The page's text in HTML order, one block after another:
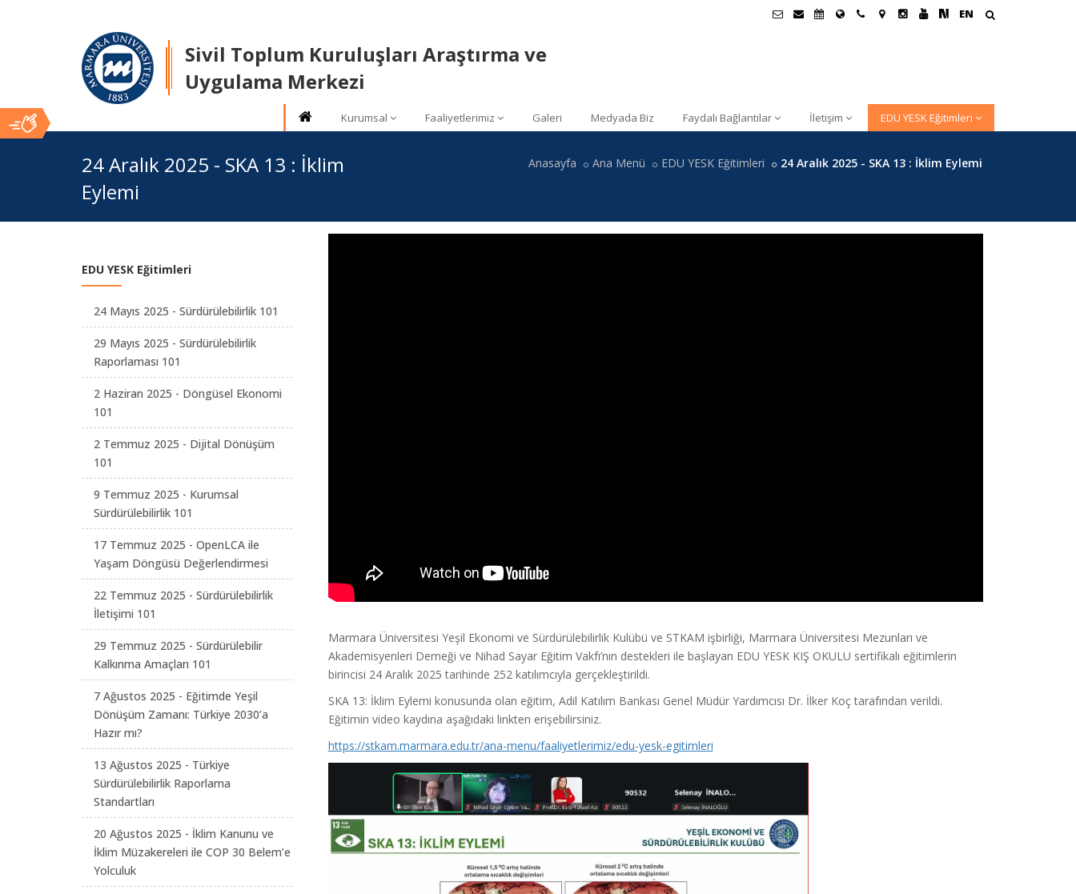
EN
Sivil Toplum Kuruluşları Araştırma ve
Uygulama Merkezi
Kurumsal Faaliyetlerimiz Galeri Medyada Biz Faydalı Bağlantılar İletişim EDU YESK Eğitimleri
İçerik
24 Aralık 2025 - SKA 13 : İklim
Eylemi
Anasayfa Ana Menü EDU YESK Eğitimleri 24 Aralık 2025 - SKA 13 : İklim Eylemi
Marmara Üniversitesi Yeşil Ekonomi ve Sürdürülebilirlik Kulübü ve STKAM işbirliği, Marmara Üniversitesi Mezunları ve
Akademisyenleri Derneği ve Nihad Sayar Eğitim Vakfı’nın destekleri ile başlayan EDU YESK KIŞ OKULU sertifikalı eğitimlerin
birincisi 24 Aralık 2025 tarihinde 252 katılımcıyla gerçekleştirildi.
SKA 13: İklim Eylemi konusunda olan eğitim, Adil Katılım Bankası Genel Müdür Yardımcısı Dr. İlker Koç tarafından verildi.
Eğitimin video kaydına aşağıdaki linkten erişebilirsiniz.
https://stkam.marmara.edu.tr/ana-menu/faaliyetlerimiz/edu-yesk-egitimleri
EDU YESK Eğitimleri
24 Mayıs 2025 - Sürdürülebilirlik 101
29 Mayıs 2025 - Sürdürülebilirlik
Raporlaması 101
2 Haziran 2025 - Döngüsel Ekonomi
101
2 Temmuz 2025 - Dijital Dönüşüm
101
9 Temmuz 2025 - Kurumsal
Sürdürülebilirlik 101
17 Temmuz 2025 - OpenLCA ile
Yaşam Döngüsü Değerlendirmesi
22 Temmuz 2025 - Sürdürülebilirlik
İletişimi 101
29 Temmuz 2025 - Sürdürülebilir
Kalkınma Amaçları 101
7 Ağustos 2025 - Eğitimde Yeşil
Dönüşüm Zamanı: Türkiye 2030’a
Hazır mı?
13 Ağustos 2025 - Türkiye
Sürdürülebilirlik Raporlama
Standartları
20 Ağustos 2025 - İklim Kanunu ve
İklim Müzakereleri ile COP 30 Belem’e
Yolculuk